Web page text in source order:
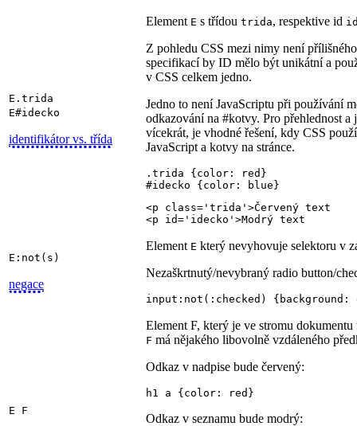
E.trida
E#idecko
identifikátor vs. třída
Element E s třídou trida, respektive id
Z pohledu CSS mezi nimy není
specifikací by ID mělo být unikátní a
v CSS celkem jedno.
Jedno to není JavaScriptu při používání
odkazování na #kotvy. Pro přehlednost
vícekrát, je vhodné řešení, kdy CSS
JavaScript a kotvy na stránce.
.trida {color: red}
#idecko {color: blue}
<p class='trida'>Červený text
<p id='idecko'>Modrý text
E:not(s)
negace
Element E který nevyhovuje selektoru v
Nezaškrtnutý/nevybraný radio button/
input:not(:checked) {background:
E F
Element F, který je ve stromu
F má nějakého libovolně vzdáleného
Odkaz v nadpise bude červený:
h1 a {color: red}
Odkaz v seznamu bude modrý: